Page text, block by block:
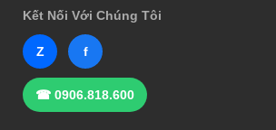
Kết Nối Với Chúng Tôi
Z f
☎ 0906.818.600